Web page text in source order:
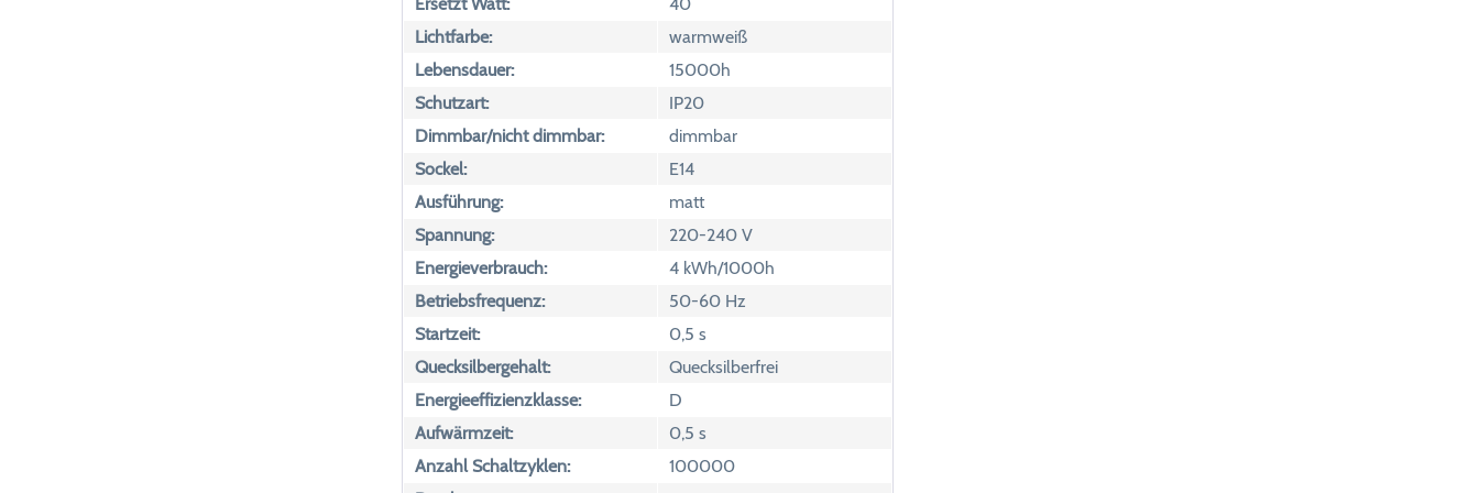
Lichtfarbe:
warmweiß
Lebensdauer:
15000h
Schutzart:
IP20
Dimmbar/nicht dimmbar:
dimmbar
Sockel:
E14
Ausführung:
matt
Spannung:
220-240 V
Energieverbrauch:
4 kWh/1000h
Betriebsfrequenz:
50-60 Hz
Startzeit:
0,5 s
Quecksilbergehalt:
Quecksilberfrei
Energieeffizienzklasse:
D
Aufwärmzeit:
0,5 s
Anzahl Schaltzyklen:
100000